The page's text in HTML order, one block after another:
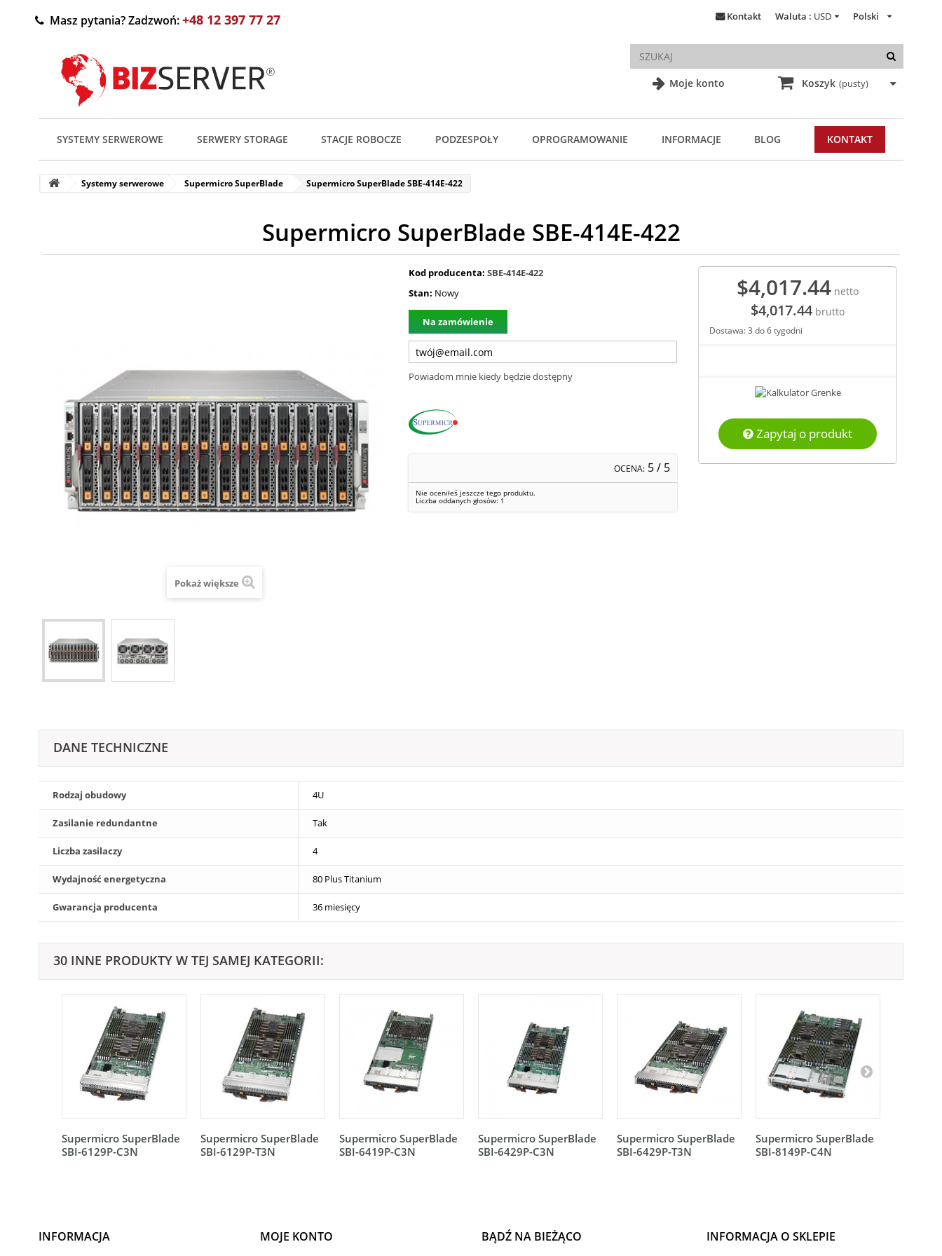
Moje konto
Polski
Waluta : USD
Kontakt
Masz pytania? Zadzwoń:+48 12 397 77 27
Koszyk (pusty)
SYSTEMY SERWEROWE SERWERY STORAGE STACJE ROBOCZE PODZESPOŁY OPROGRAMOWANIE INFORMACJE BLOG KONTAKT
Systemy serwerowe Supermicro SuperBlade Supermicro SuperBlade SBE-414E-422
Supermicro SuperBlade SBE-414E-422
Pokaż większe
Kod producenta: SBE-414E-422
Stan: Nowy
Na zamówienie
Powiadom mnie kiedy będzie dostępny
OCENA: 5/ 5
Nie oceniłeś jeszcze tego produktu.
Liczba oddanych głosów: 1
$4,017.44 netto
$4,017.44 brutto
Dostawa: 3 do 6 tygodni
Zapytaj o produkt
DANE TECHNICZNE
Rodzaj obudowy 4U
Zasilanie redundantne Tak
Liczba zasilaczy 4
Wydajność energetyczna 80 Plus Titanium
Gwarancja producenta 36 miesięcy
30 INNE PRODUKTY W TEJ SAMEJ KATEGORII:
Supermicro SuperBlade
SBI-6129P-C3N
Supermicro SuperBlade
SBI-6129P-T3N
Supermicro SuperBlade
SBI-6419P-C3N
Supermicro SuperBlade
SBI-6429P-C3N
Supermicro SuperBlade
SBI-6429P-T3N
Supermicro SuperBlade
SBI-8149P-C4N
INFORMACJA MOJE KONTO BĄDŹ NA BIEŻĄCO INFORMACJA O SKLEPIE